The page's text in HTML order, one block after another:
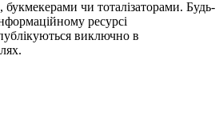
букмекерами чи тоталізаторами. Будь-
ресурсі
виключно в